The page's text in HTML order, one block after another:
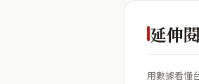
延伸
用數據看懂